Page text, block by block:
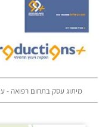
מיתוג עסק בתחום רפואה -